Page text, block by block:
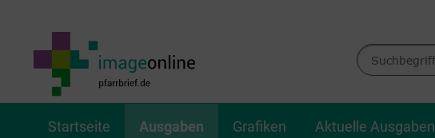
Startseite Ausgaben Grafiken Aktuelle Ausgaben